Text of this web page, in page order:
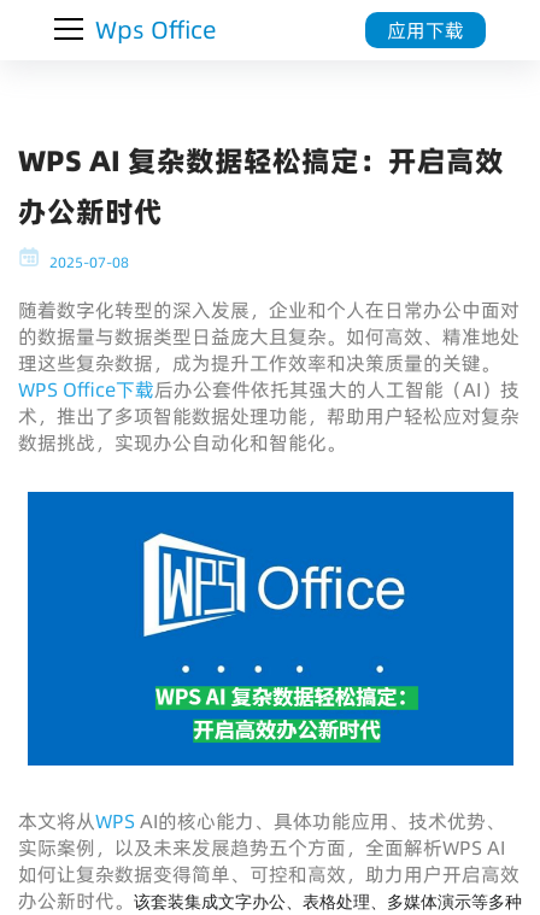
Wps Office 应用下载
WPS AI 复杂数据轻松搞定：开启高效
办公新时代
2025-07-08
随着数字化转型的深入发展，企业和个人在日常办公中面对
的数据量与数据类型日益庞大且复杂。如何高效、精准地处
理这些复杂数据，成为提升工作效率和决策质量的关键。
WPS Office下载后办公套件依托其强大的人工智能（AI）技
术，推出了多项智能数据处理功能，帮助用户轻松应对复杂
数据挑战，实现办公自动化和智能化。
本文将从WPS AI的核心能力、具体功能应用、技术优势、
实际案例，以及未来发展趋势五个方面，全面解析WPS AI
如何让复杂数据变得简单、可控和高效，助力用户开启高效
办公新时代。
该套装集成文字办公、表格处理、多媒体演示等多种